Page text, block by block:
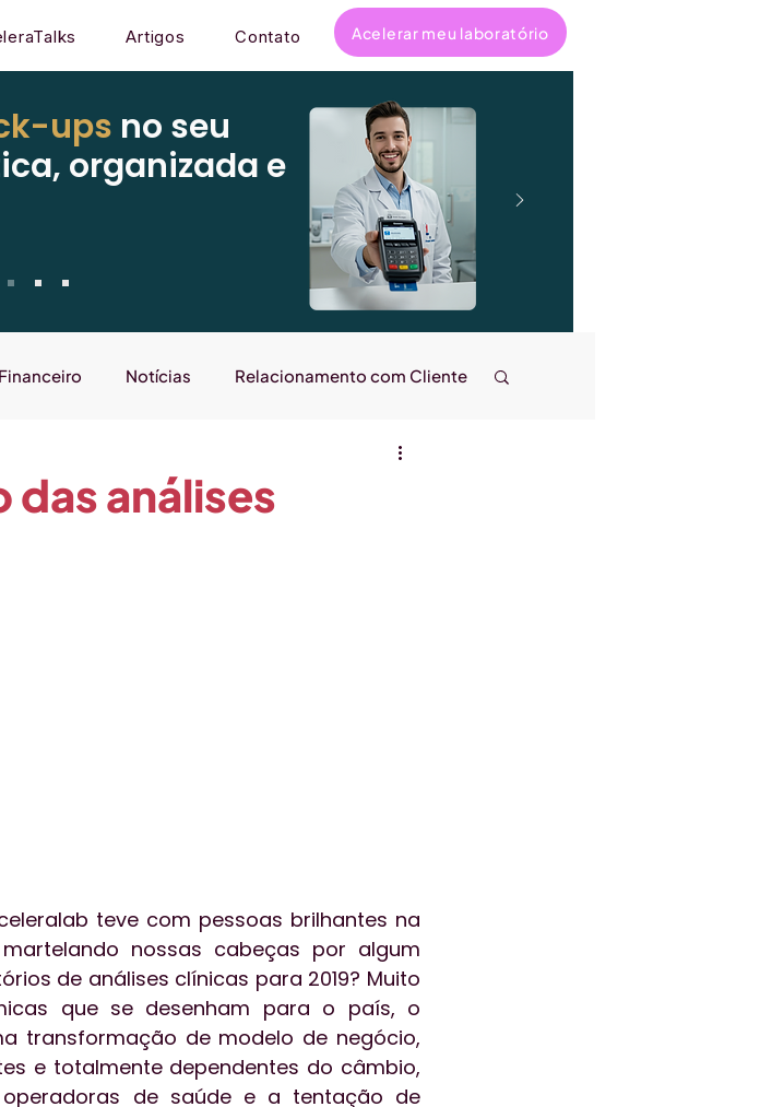
Artigos Contato Acelerar meu laboratório
ups no seu
organizada e
Financeiro Notícias Relacionamento com Cliente
Entrevistas
das análises
teve com pessoas brilhantes na
nossas cabeças por algum
de análises clínicas para 2019? Muito
que se desenham para o país, o
transformação de modelo de negócio,
e totalmente dependentes do câmbio,
de saúde e a tentação de